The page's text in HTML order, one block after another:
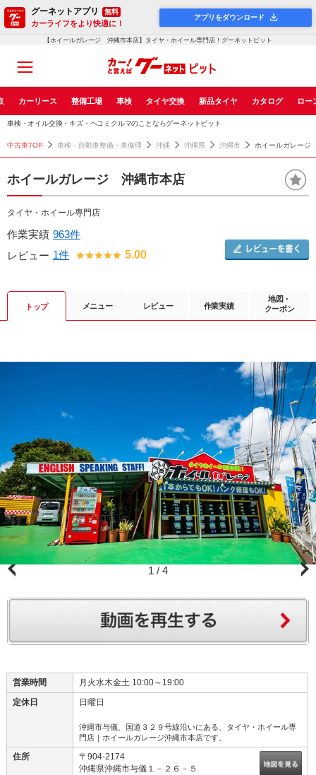
グーネットアプリ 無料
カーライフをより快適に！
アプリをダウンロード
【ホイールガレージ 沖縄市本店】タイヤ・ホイール専門店！グーネットピット
カーリース 整備工場 車検 タイヤ交換 新品タイヤ カタログ ロー
車検・オイル交換・キズ・ヘコミクルマのことならグーネットピット
中古車TOP 車検・自動車整備・車修理 沖縄 沖縄県 沖縄市 ホイールガレー
ホイールガレージ 沖縄市本店
タイヤ・ホイール専門店
作業実績 963件
レビュー 1件 5.00
トップ メニュー レビュー 作業実績
地図・
クーポン
赤い看板が目印です。
1 / 4
営業時間
月火水木金土 10:00～19:00
定休日
日曜日
沖縄市与儀、国道３２９号線沿いにある、タイヤ・ホイール専
門店｜ホイールガレージ沖縄市本店です。
住所
〒904-2174
沖縄県沖縄市与儀１－２６－５